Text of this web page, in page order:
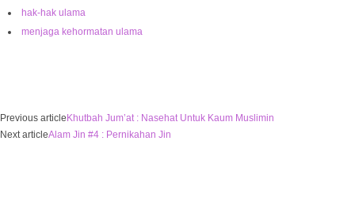
hak-hak ulama
menjaga kehormatan ulama
Previous articleKhutbah Jum’at : Nasehat Untuk Kaum Muslimin
Next articleAlam Jin #4 : Pernikahan Jin